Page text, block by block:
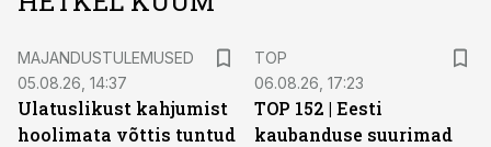
MAJANDUSTULEMUSED
05.08.26, 14:37
Ulatuslikust kahjumist
hoolimata võttis tuntud
TOP
06.08.26, 17:23
TOP 152 | Eesti
kaubanduse suurimad